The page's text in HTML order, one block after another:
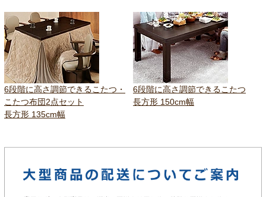
6段階に高さ調節できるこたつ・
こたつ布団2点セット
長方形 135cm幅
6段階に高さ調節できるこたつ
長方形 150cm幅